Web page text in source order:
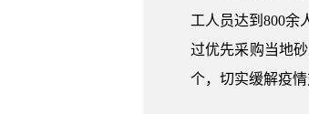
工人员达到800余
过优先采购当地
个，切实缓解疫情